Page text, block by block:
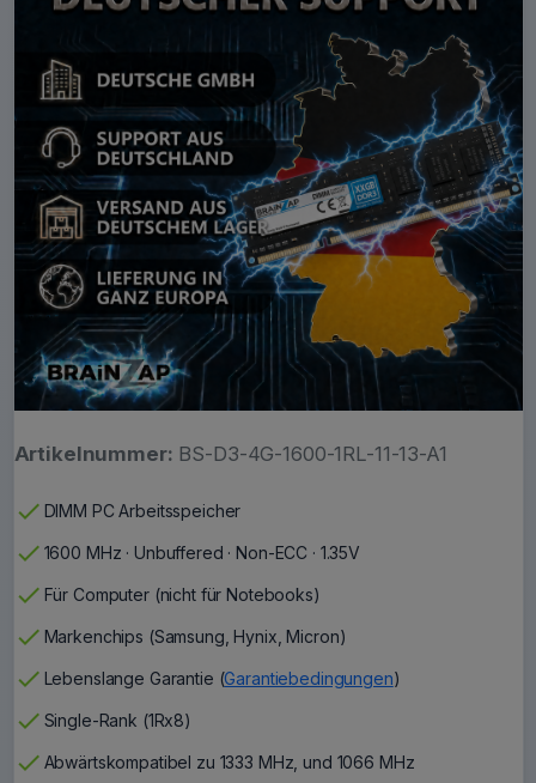
Artikelnummer: BS-D3-4G-1600-1RL-11-13-A1
check DIMM PC Arbeitsspeicher
check 1600 MHz · Unbuffered · Non-ECC · 1.35V
check Für Computer (nicht für Notebooks)
check Markenchips (Samsung, Hynix, Micron)
check Lebenslange Garantie (Garantiebedingungen)
check Single-Rank (1Rx8)
check Abwärtskompatibel zu 1333 MHz, und 1066 MHz